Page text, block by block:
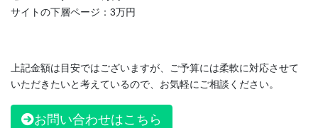
サイトの下層ページ：3万円
上記金額は目安ではございますが、ご予算には柔軟に対応させて
いただきたいと考えているので、お気軽にご相談ください。
お問い合わせはこちら